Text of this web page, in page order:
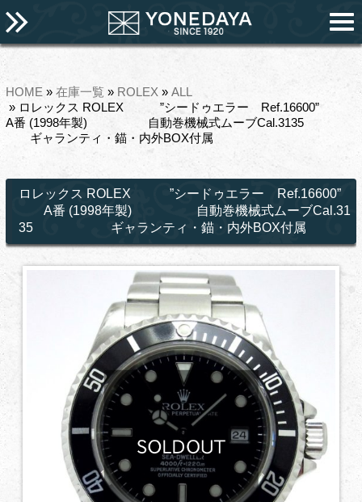
HOME » 在庫一覧 » ROLEX » ALL
» ロレックス ROLEX ”シードゥエラー Ref.16600”
A番 (1998年製) 自動巻機械式ムーブCal.3135
ギャランティ・錨・内外BOX付属
ロレックス ROLEX ”シードゥエラー Ref.16600”
A番 (1998年製) 自動巻機械式ムーブCal.31
35 ギャランティ・錨・内外BOX付属